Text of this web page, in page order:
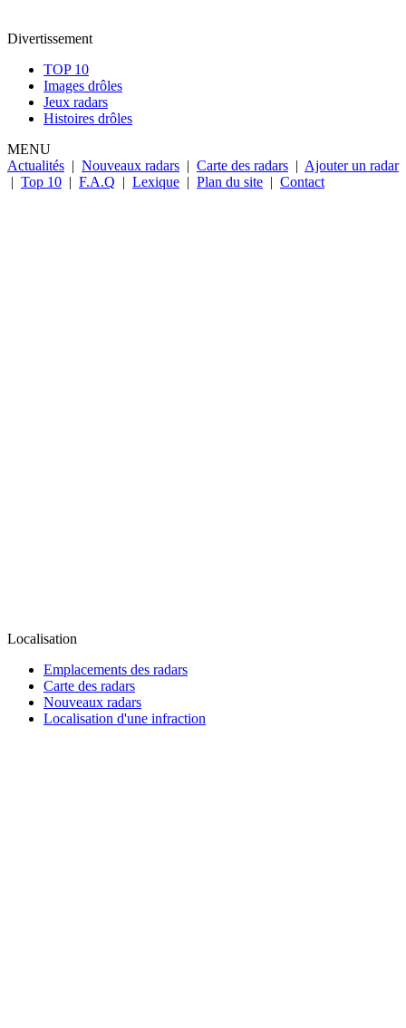
Divertissement
TOP 10
Images drôles
Jeux radars
Histoires drôles
MENU
Actualités | Nouveaux radars | Carte des radars | Ajouter un radar
| Top 10 | F.A.Q | Lexique | Plan du site | Contact
Localisation
Emplacements des radars
Carte des radars
Nouveaux radars
Localisation d'une infraction